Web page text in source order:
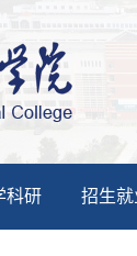
科研 招生就